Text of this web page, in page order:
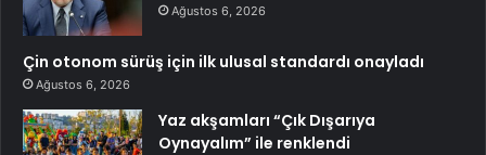
Ağustos 6, 2026
Çin otonom sürüş için ilk ulusal standardı onayladı
Ağustos 6, 2026
Yaz akşamları “Çık Dışarıya
Oynayalım” ile renklendi